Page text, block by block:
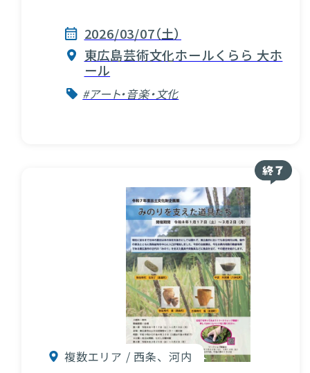
2026/03/07（土）
東広島芸術文化ホールくらら 大ホ
ール
#アート・音楽・文化
複数エリア / 西条、河内